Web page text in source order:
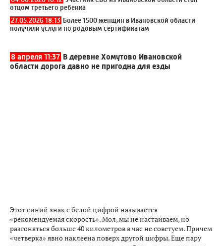
отцом третьего ребенка
27.05.2026 18:13 Более 1500 женщин в Ивановской области
получили услуги по родовым сертификатам
8 апреля 11:37 В деревне Хомутово Ивановской
области дорога давно не пригодна для езды
Этот синий знак с белой цифрой называется
«рекомендуемая скорость». Мол, мы не настаиваем, но
разгоняться больше 40 километров в час не советуем. Причем
«четверка» явно наклеена поверх другой цифры. Еще пару